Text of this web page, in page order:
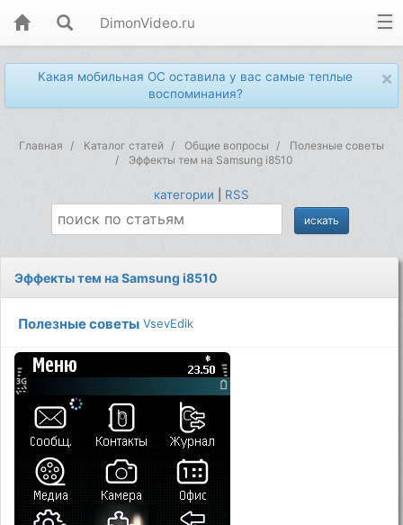
DimonVideo.ru
×
Какая мобильная ОС оставила у вас самые теплые
воспоминания?
Главная Каталог статей Общие вопросы
Полезные советы
Эффекты тем на Samsung i8510
категории RSS
Эффекты тем на Samsung i8510
Полезные советы VsevEdik